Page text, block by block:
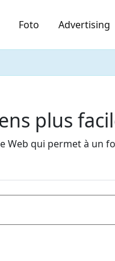
Foto Advertising
plus
qui permet à